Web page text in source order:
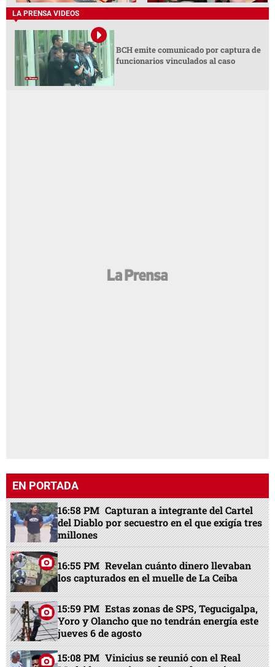
LA PRENSA VIDEOS
BCH emite comunicado por captura de
funcionarios vinculados al caso
EN PORTADA
16:58 PM Capturan a integrante del Cartel
del Diablo por secuestro en el que exigía tres
millones
16:55 PM Revelan cuánto dinero llevaban
los capturados en el muelle de La Ceiba
15:59 PM Estas zonas de SPS, Tegucigalpa,
Yoro y Olancho que no tendrán energía este
jueves 6 de agosto
15:08 PM Vinicius se reunió con el Real